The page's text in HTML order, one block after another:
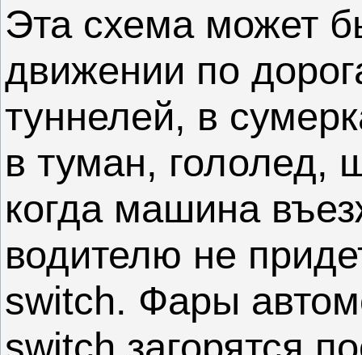
Эта схема может
движении по
туннелей, в
в туман, гололед,
когда машина
водителю не
switch. Фары